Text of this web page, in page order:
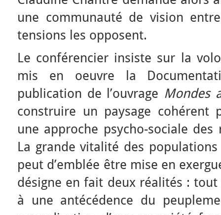
une communauté de vision
tensions les opposent.
Le conférencier insiste sur la
mis en oeuvre la
publication de l’ouvrage Mondes
construire un paysage cohérent
une approche psycho-sociale des
La grande vitalité des
peut d’emblée être mise en
désigne en fait deux réalités :
à une antécédence du